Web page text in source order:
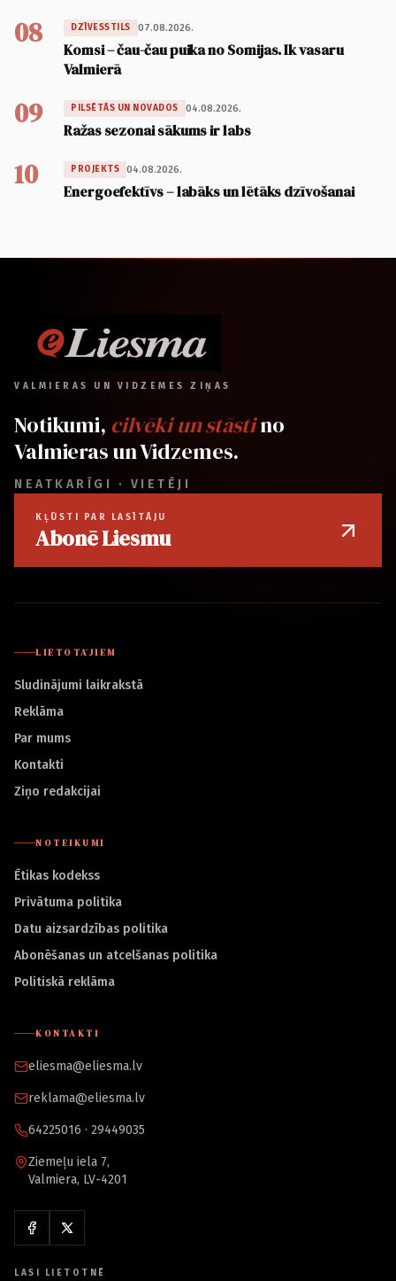
08 DZĪVESSTILS 07.08.2026.
Komsi – čau-čau puika no Somijas. Ik vasaru
Valmierā
09 PILSĒTĀS UN NOVADOS 04.08.2026.
Ražas sezonai sākums ir labs
10 PROJEKTS 04.08.2026.
Energoefektīvs – labāks un lētāks dzīvošanai
VALMIERAS UN VIDZEMES ZIŅAS
Notikumi, cilvēki un stāstino
Valmieras un Vidzemes.
NEATKARĪGI · VIETĒJI
KĻŪSTI PAR LASĪTĀJU
Abonē Liesmu
LIETOTĀJIEM
Sludinājumi laikrakstā
Reklāma
Par mums
Kontakti
Ziņo redakcijai
NOTEIKUMI
Ētikas kodekss
Privātuma politika
Datu aizsardzības politika
Abonēšanas un atcelšanas politika
Politiskā reklāma
KONTAKTI
eliesma@eliesma.lv
reklama@eliesma.lv
64225016 · 29449035
Ziemeļu iela 7,
Valmiera, LV-4201
LASI LIETOTNĒ